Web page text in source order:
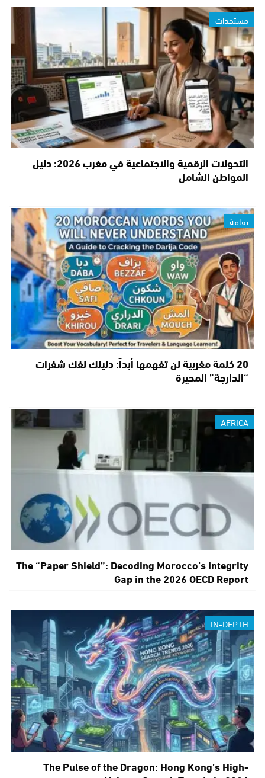
مستجدات
التحولات الرقمية والاجتماعية في مغرب 2026: دليل
المواطن الشامل
ثقافة
20 كلمة مغربية لن تفهمها أبداً: دليلك لفك شفرات
“الدارجة” المحيرة
AFRICA
The “Paper Shield”: Decoding Morocco’s Integrity
Gap in the 2026 OECD Report
IN-DEPTH
The Pulse of the Dragon: Hong Kong’s High-